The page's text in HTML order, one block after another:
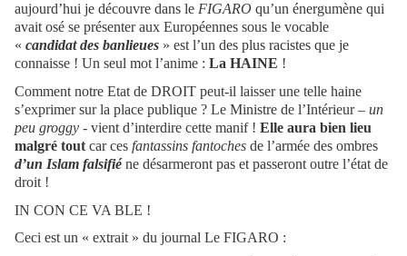
aujourd’hui je découvre dans le FIGARO qu’un énergumène qui
avait osé se présenter aux Européennes sous le vocable
« candidat des banlieues » est l’un des plus racistes que je
connaisse ! Un seul mot l’anime : La HAINE !
Comment notre Etat de DROIT peut-il laisser une telle haine
s’exprimer sur la place publique ? Le Ministre de l’Intérieur – un
peu groggy - vient d’interdire cette manif ! Elle aura bien lieu
malgré tout car ces fantassins fantoches de l’armée des ombres
d’un Islam falsifiéne désarmeront pas et passeront outre l’état de
droit !
IN CON CE VA BLE !
Ceci est un « extrait » du journal Le FIGARO :